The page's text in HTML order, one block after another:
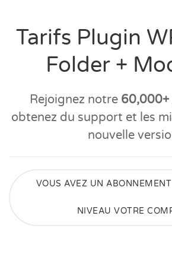
Tarifs Plugin
Folder +
Rejoignez notre 60,000+
obtenez du support et les
nouvelle
VOUS AVEZ UN
NIVEAU VOTRE